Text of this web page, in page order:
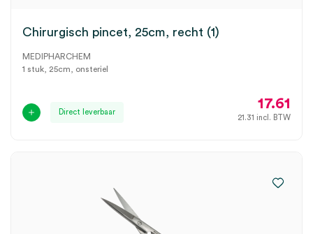
Chirurgisch pincet, 25cm, recht (1)
MEDIPHARCHEM
1 stuk, 25cm, onsteriel
Direct leverbaar
17.61
21.31 incl. BTW